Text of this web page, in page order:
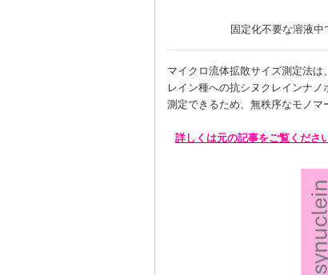
固定化不要な溶液
マイクロ流体拡散サイズ測定法
レイン種への抗シヌクレインナ
測定できるため、無秩序なモノマ
詳しくは元の記事をご覧ください